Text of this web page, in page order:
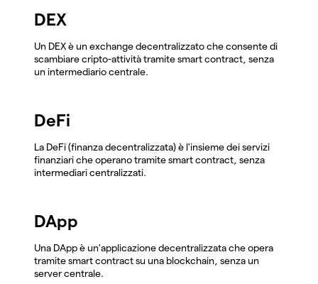
DEX
Un DEX è un exchange decentralizzato che consente di
scambiare cripto-attività tramite smart contract, senza
un intermediario centrale.
DeFi
La DeFi (finanza decentralizzata) è l'insieme dei servizi
finanziari che operano tramite smart contract, senza
intermediari centralizzati.
DApp
Una DApp è un'applicazione decentralizzata che opera
tramite smart contract su una blockchain, senza un
server centrale.